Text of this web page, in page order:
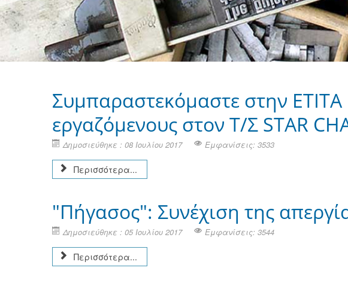
Συμπαραστεκόμαστε στην ΕΤΙΤΑ
εργαζόμενους στον Τ/Σ STAR
Δημοσιεύθηκε : 08 Ιουλίου 2017 Εμφανίσεις: 3533
Περισσότερα...
"Πήγασος": Συνέχιση της
Δημοσιεύθηκε : 05 Ιουλίου 2017 Εμφανίσεις: 3544
Περισσότερα...